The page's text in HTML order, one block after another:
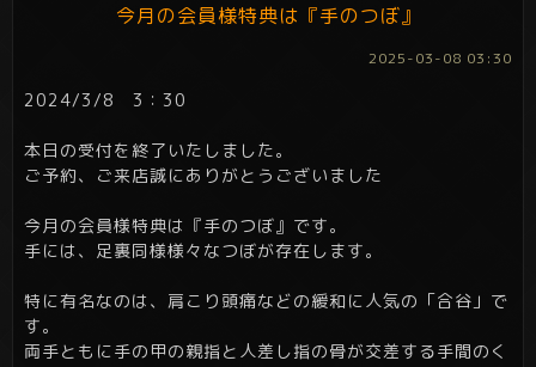
今月の会員様特典は『手のつぼ』
2025-03-08 03:30
2024/3/8 3：30
本日の受付を終了いたしました。
ご予約、ご来店誠にありがとうございました
今月の会員様特典は『手のつぼ』です。
手には、足裏同様様々なつぼが存在します。
特に有名なのは、肩こり頭痛などの緩和に人気の「合谷」で
す。
両手ともに手の甲の親指と人差し指の骨が交差する手間のく